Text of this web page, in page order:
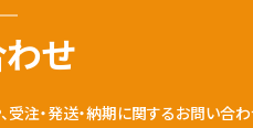
せ
受注・発送・納期に関するお問い合